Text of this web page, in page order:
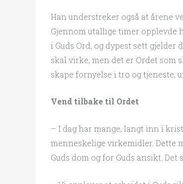
Han understreker også at årene
Gjennom utallige timer opplevde
i Guds Ord, og dypest sett
skal virke, men det er Ordet som
skape fornyelse i tro og tjeneste,
Vend tilbake til Ordet
– I dag har mange, langt inn i
menneskelige virkemidler. Dette
Guds dom og for Guds ansikt.